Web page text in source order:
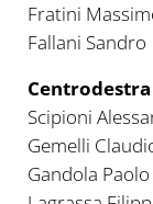
Fratini
Fallani Sandro
Scipioni
Gemelli
Gandola Paolo